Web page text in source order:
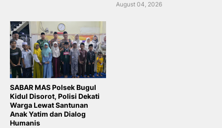
August 04, 2026
SABAR MAS Polsek Bugul
Kidul Disorot, Polisi Dekati
Warga Lewat Santunan
Anak Yatim dan Dialog
Humanis